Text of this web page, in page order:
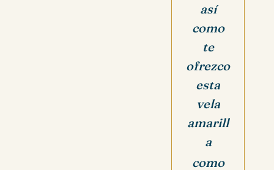
así
como
te
ofrezco
esta
vela
amarill
a
como